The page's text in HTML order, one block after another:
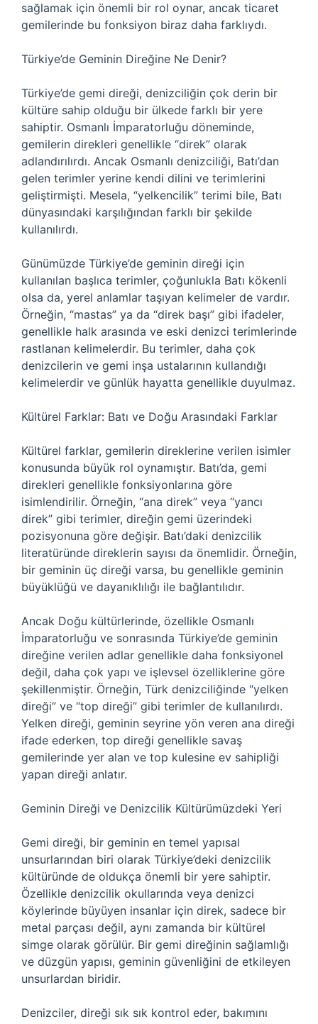
sağlamak için önemli bir rol oynar, ancak ticaret
gemilerinde bu fonksiyon biraz daha farklıydı.
Türkiye’de Geminin Direğine Ne Denir?
Türkiye’de gemi direği, denizciliğin çok derin bir
kültüre sahip olduğu bir ülkede farklı bir yere
sahiptir. Osmanlı İmparatorluğu döneminde,
gemilerin direkleri genellikle “direk” olarak
adlandırılırdı. Ancak Osmanlı denizciliği, Batı’dan
gelen terimler yerine kendi dilini ve terimlerini
geliştirmişti. Mesela, “yelkencilik” terimi bile, Batı
dünyasındaki karşılığından farklı bir şekilde
kullanılırdı.
Günümüzde Türkiye’de geminin direği için
kullanılan başlıca terimler, çoğunlukla Batı kökenli
olsa da, yerel anlamlar taşıyan kelimeler de vardır.
Örneğin, “mastas” ya da “direk başı” gibi ifadeler,
genellikle halk arasında ve eski denizci terimlerinde
rastlanan kelimelerdir. Bu terimler, daha çok
denizcilerin ve gemi inşa ustalarının kullandığı
kelimelerdir ve günlük hayatta genellikle duyulmaz.
Kültürel Farklar: Batı ve Doğu Arasındaki Farklar
Kültürel farklar, gemilerin direklerine verilen isimler
konusunda büyük rol oynamıştır. Batı’da, gemi
direkleri genellikle fonksiyonlarına göre
isimlendirilir. Örneğin, “ana direk” veya “yancı
direk” gibi terimler, direğin gemi üzerindeki
pozisyonuna göre değişir. Batı’daki denizcilik
literatüründe direklerin sayısı da önemlidir. Örneğin,
bir geminin üç direği varsa, bu genellikle geminin
büyüklüğü ve dayanıklılığı ile bağlantılıdır.
Ancak Doğu kültürlerinde, özellikle Osmanlı
İmparatorluğu ve sonrasında Türkiye’de geminin
direğine verilen adlar genellikle daha fonksiyonel
değil, daha çok yapı ve işlevsel özelliklerine göre
şekillenmiştir. Örneğin, Türk denizciliğinde “yelken
direği” ve “top direği” gibi terimler de kullanılırdı.
Yelken direği, geminin seyrine yön veren ana direği
ifade ederken, top direği genellikle savaş
gemilerinde yer alan ve top kulesine ev sahipliği
yapan direği anlatır.
Geminin Direği ve Denizcilik Kültürümüzdeki Yeri
Gemi direği, bir geminin en temel yapısal
unsurlarından biri olarak Türkiye’deki denizcilik
kültüründe de oldukça önemli bir yere sahiptir.
Özellikle denizcilik okullarında veya denizci
köylerinde büyüyen insanlar için direk, sadece bir
metal parçası değil, aynı zamanda bir kültürel
simge olarak görülür. Bir gemi direğinin sağlamlığı
ve düzgün yapısı, geminin güvenliğini de etkileyen
unsurlardan biridir.
Denizciler, direği sık sık kontrol eder, bakımını